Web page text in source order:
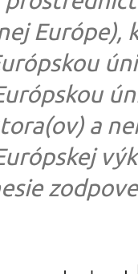
Európe),
a